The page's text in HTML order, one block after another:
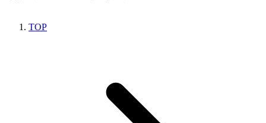
TOP